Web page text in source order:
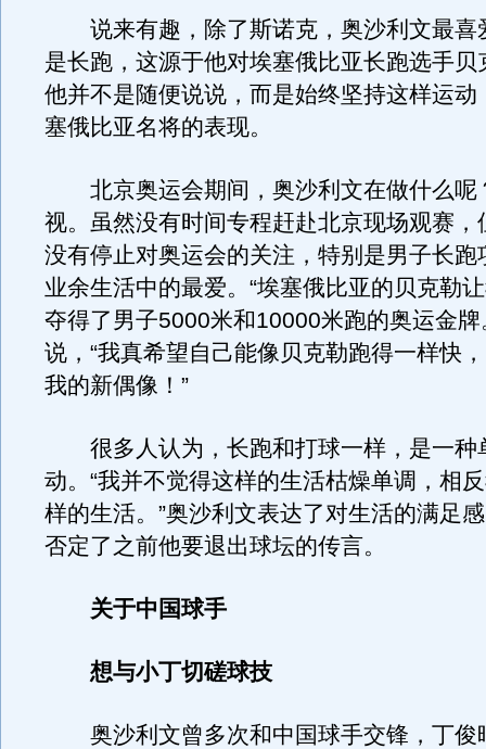
说来有趣，除了斯诺克，奥沙利文最喜
是长跑，这源于他对埃塞俄比亚长跑选手贝
他并不是随便说说，而是始终坚持这样运动
塞俄比亚名将的表现。
北京奥运会期间，奥沙利文在做什么呢
视。虽然没有时间专程赶赴北京现场观赛，
没有停止对奥运会的关注，特别是男子长跑
业余生活中的最爱。“埃塞俄比亚的贝克勒
夺得了男子5000米和10000米跑的奥运金牌
说，“我真希望自己能像贝克勒跑得一样快
我的新偶像！”
很多人认为，长跑和打球一样，是一种
动。“我并不觉得这样的生活枯燥单调，相
样的生活。”奥沙利文表达了对生活的满足
否定了之前他要退出球坛的传言。
关于中国球手
想与小丁切磋球技
奥沙利文曾多次和中国球手交锋，丁俊